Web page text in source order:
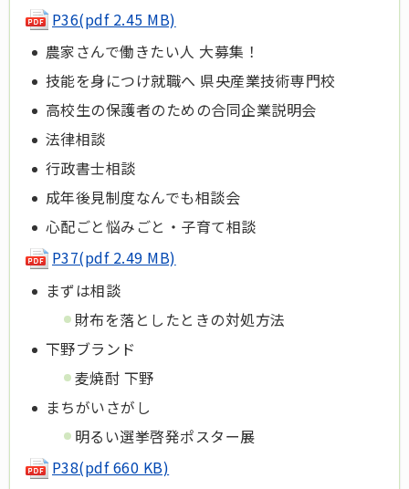
P36(pdf 2.45 MB)
農家さんで働きたい人 大募集！
技能を身につけ就職へ 県央産業技術専門校
高校生の保護者のための合同企業説明会
法律相談
行政書士相談
成年後見制度なんでも相談会
心配ごと悩みごと・子育て相談
P37(pdf 2.49 MB)
まずは相談
財布を落としたときの対処方法
下野ブランド
麦焼酎 下野
まちがいさがし
明るい選挙啓発ポスター展
P38(pdf 660 KB)